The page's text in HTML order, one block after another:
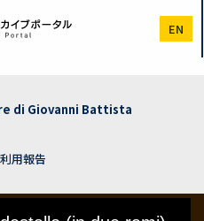
EN
di Giovanni Battista
利用報告